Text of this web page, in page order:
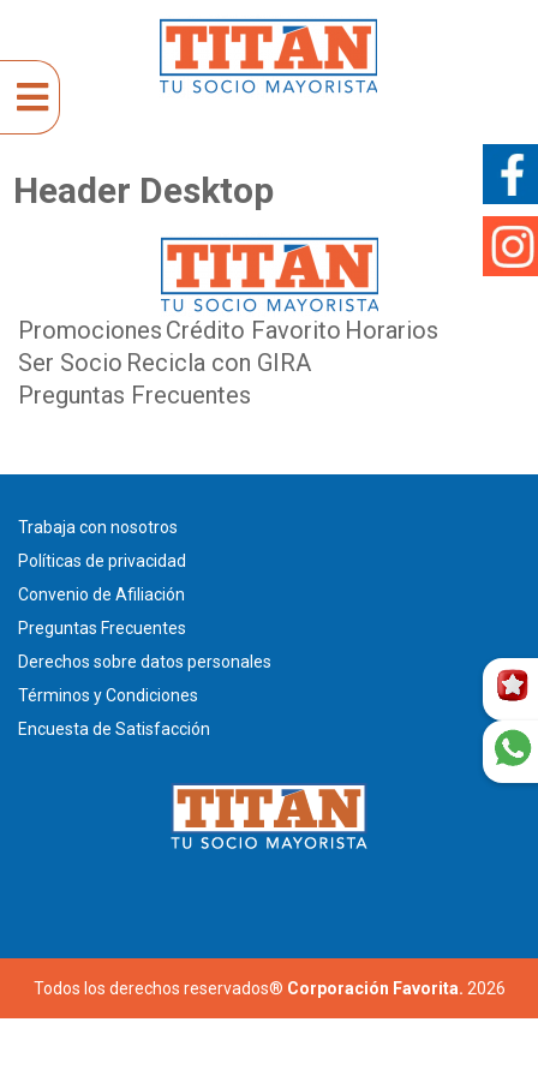
Header Desktop
Promociones Crédito Favorito Horarios
Ser Socio Recicla con GIRA
Preguntas Frecuentes
Trabaja con nosotros
Políticas de privacidad
Convenio de Afiliación
Preguntas Frecuentes
Derechos sobre datos personales
Términos y Condiciones
Encuesta de Satisfacción
Todos los derechos reservados® Corporación Favorita. 2026